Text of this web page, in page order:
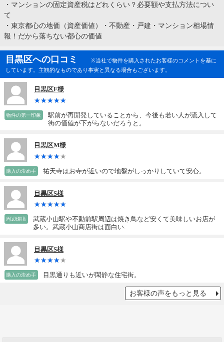
・ マンションの固定資産税はどれくらい？必要額や支払方法につい
て
・ 東京都心の地価（資産価値）・不動産・戸建・マンション相場情
報！だから落ちない都心の価値
目黒区への口コミ
※当社で物件を購入されたお客様のコメントを基に
しています。主観的なものであり事実と異なる場合もございます。
目黒区F様
物件の第一印象
駅前が再開発していることから、今後も若い人が流入して
街の価値が下がらないだろうと。
目黒区M様
購入の決め手 祐天寺はお寺が近いので地盤がしっかりしていて安心。
目黒区S様
周辺環境
武蔵小山駅や不動前駅周辺は焼き鳥など安くて美味しいお店が
多い。武蔵小山商店街は面白い.
目黒区S様
購入の決め手 目黒通りも近いが閑静な住宅街。
お客様の声をもっと見る